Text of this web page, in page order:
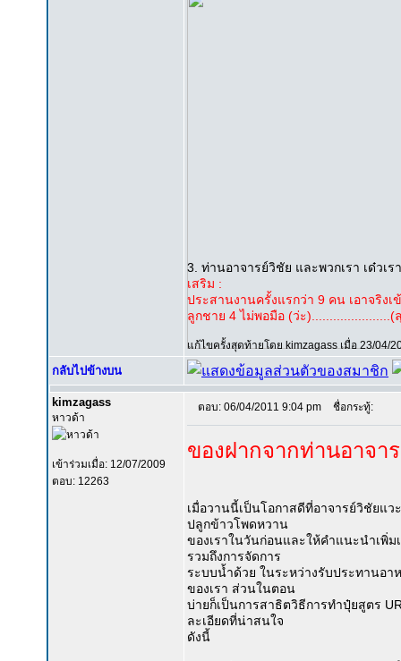
3. ท่านอาจารย์วิชัย และพวกเรา เด๋วเ
เสริม :
ประสานงานครั้งแรกว่า 9 คน เอาจริง
ลูกชาย 4 ไม่พอมือ (ว่ะ)......................(
แก้ไขครั้งสุดท้ายโดย kimzagass เมื่อ 23/04/
กลับไปข้างบน
kimzagass
หาวด้า
เข้าร่วมเมื่อ: 12/07/2009
ตอบ: 12263
ตอบ: 06/04/2011 9:04 pm ชื่อกระทู้:
ของฝากจากท่านอาจา
เมื่อวานนี้เป็นโอกาสดีที่อาจารย์วิชัยแว
ปลูกข้าวโพดหวาน
ของเราในวันก่อนและให้คำแนะนำเพิ่
รวมถึงการจัดการ
ระบบน้ำด้วย ในระหว่างรับประทานอา
ของเรา ส่วนในตอน
บ่ายก็เป็นการสาธิตวิธีการทำปุ๋ยสูตร
ละเอียดที่น่าสนใจ
ดังนี้